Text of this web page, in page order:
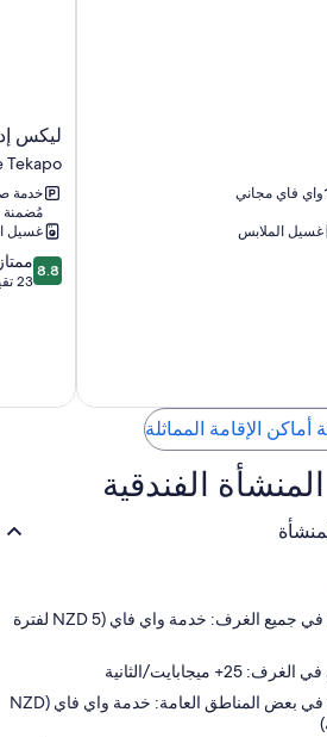
واي فاي مجاني
غسيل الملابس
ليكس
لودج
Lake
Tekapo
ليكس
Tekapo
خدمة
مُضمنة
غسيل
8.8
من
8.8
23 تقييمًا
أماكن الإقامة المماثلة
الفندقية
الخدمات المتاحة في جميع الغرف: خدمة واي فاي (NZD 5 لفترة
ميجابايت/الثانية
الخدمات المتاحة في بعض المناطق العامة: خدمة واي فاي (NZD